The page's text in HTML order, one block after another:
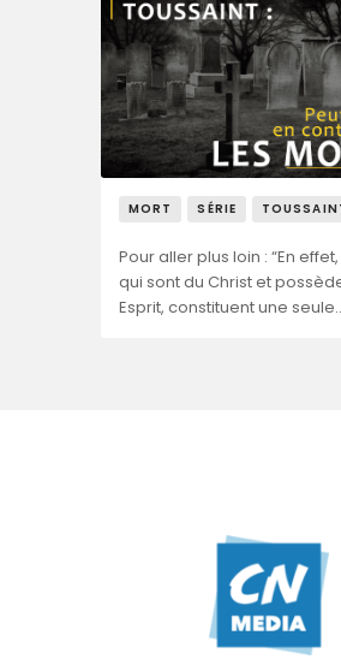
MORT SÉRIE
Pour aller plus loin : “En
qui sont du Christ et
Esprit, constituent une